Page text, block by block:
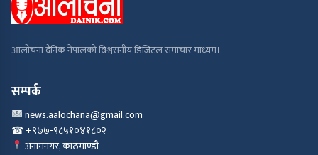
आलोचना दैनिक नेपालको विश्वसनीय डिजिटल समाचार माध्यम।
सम्पर्क
news.aalochana@gmail.com
☎ +९७७-९८५१०४१८०२
अनामनगर, काठमाण्डौ